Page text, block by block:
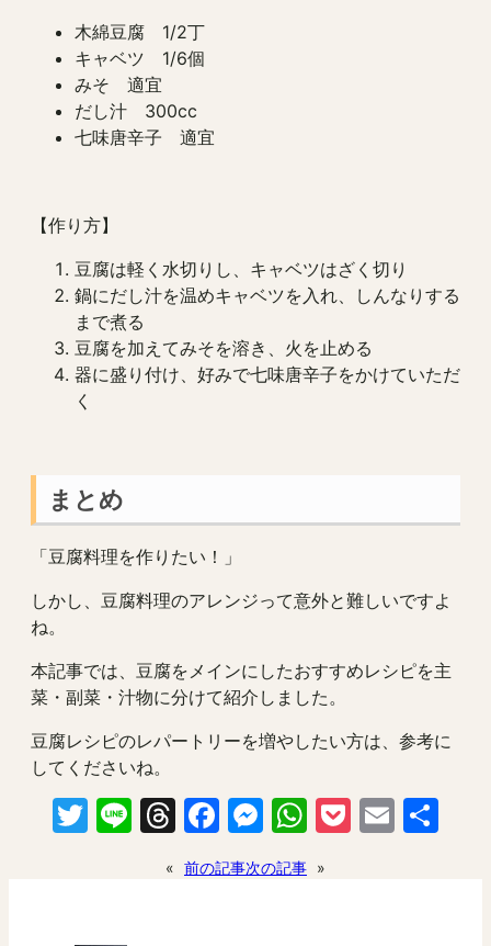
木綿豆腐 1/2丁
キャベツ 1/6個
みそ 適宜
だし汁 300cc
七味唐辛子 適宜
【作り方】
豆腐は軽く水切りし、キャベツはざく切り
鍋にだし汁を温めキャベツを入れ、しんなりする
まで煮る
豆腐を加えてみそを溶き、火を止める
器に盛り付け、好みで七味唐辛子をかけていただ
く
まとめ
「豆腐料理を作りたい！」
しかし、豆腐料理のアレンジって意外と難しいですよ
ね。
本記事では、豆腐をメインにしたおすすめレシピを主
菜・副菜・汁物に分けて紹介しました。
豆腐レシピのレパートリーを増やしたい方は、参考に
してくださいね。
Twitter
LineThreads
Facebook
Messenger
WhatsApp
Pocket
Email
« 前の記事次の記事 »